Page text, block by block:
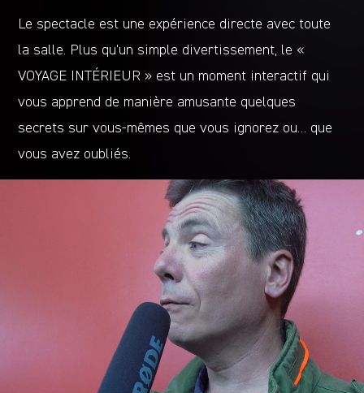
Le spectacle est une expérience directe avec toute
la salle. Plus qu’un simple divertissement, le «
VOYAGE INTÉRIEUR » est un moment interactif qui
vous apprend de manière amusante quelques
secrets sur vous-mêmes que vous ignorez ou… que
vous avez oubliés.